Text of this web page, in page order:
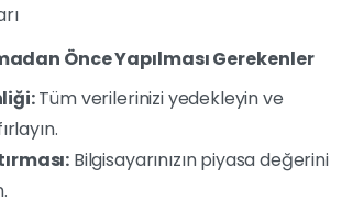
Önce Yapılması Gerekenler
Tüm verilerinizi yedekleyin ve
Bilgisayarınızın piyasa değerini